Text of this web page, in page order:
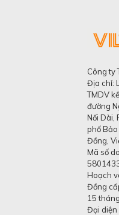
Công ty
Địa chỉ:
TMDV
đường
Nối Dài,
phố Bảo
Đồng,
Mã số
Hoạch
Đồng
15
Đại diện